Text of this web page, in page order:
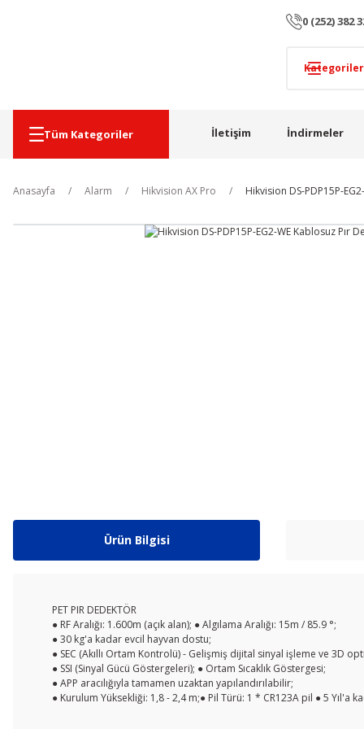
0 (252) 382
Tüm Kategoriler İletişim İndirmeler
Anasayfa Alarm Hikvision AX Pro Hikvision DS-PDP15P-
Ürün Bilgisi
PET PIR DEDEKTÖR
● RF Aralığı: 1.600m (açık alan); ● Algılama Aralığı: 15m / 85.9 °;
● 30 kg'a kadar evcil hayvan dostu;
● SEC (Akıllı Ortam Kontrolü) - Gelişmiş dijital sinyal işleme ve 3D
● SSI (Sinyal Gücü Göstergeleri); ● Ortam Sıcaklık Göstergesi;
● APP aracılığıyla tamamen uzaktan yapılandırılabilir;
● Kurulum Yüksekliği: 1,8 - 2,4 m;● Pil Türü: 1 * CR123A pil ● 5 Yıl'a